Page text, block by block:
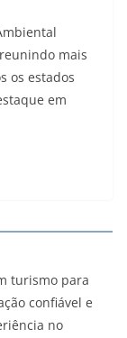
mais
os estados
em
turismo para
confiável e
no